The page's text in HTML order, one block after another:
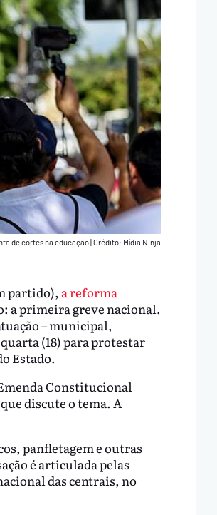
de cortes na educação|Crédito: Mídia Ninja
partido), a reforma
a primeira greve nacional.
– municipal,
(18) para protestar
Estado.
Constitucional
discute o tema. A
panfletagem e outras
é articulada pelas
das centrais, no